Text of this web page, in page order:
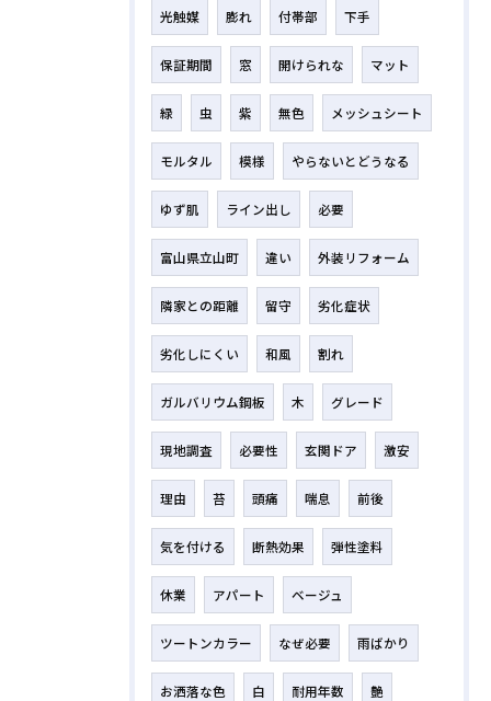
光触媒 膨れ 付帯部 下手
保証期間 窓 開けられな マット
緑 虫 紫 無色 メッシュシート
モルタル 模様 やらないとどうなる
ゆず肌 ライン出し 必要
富山県立山町 違い 外装リフォーム
隣家との距離 留守 劣化症状
劣化しにくい 和風 割れ
ガルバリウム鋼板 木 グレード
現地調査 必要性 玄関ドア 激安
理由 苔 頭痛 喘息 前後
気を付ける 断熱効果 弾性塗料
休業 アパート ベージュ
ツートンカラー なぜ必要 雨ばかり
お洒落な色 白 耐用年数 艶